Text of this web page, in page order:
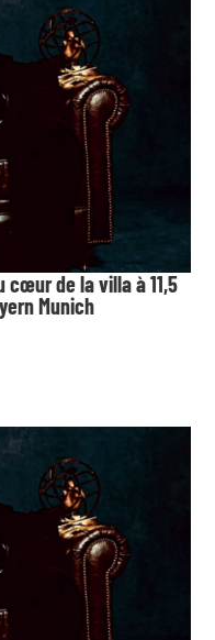
cœur de la villa à 11,5
Munich